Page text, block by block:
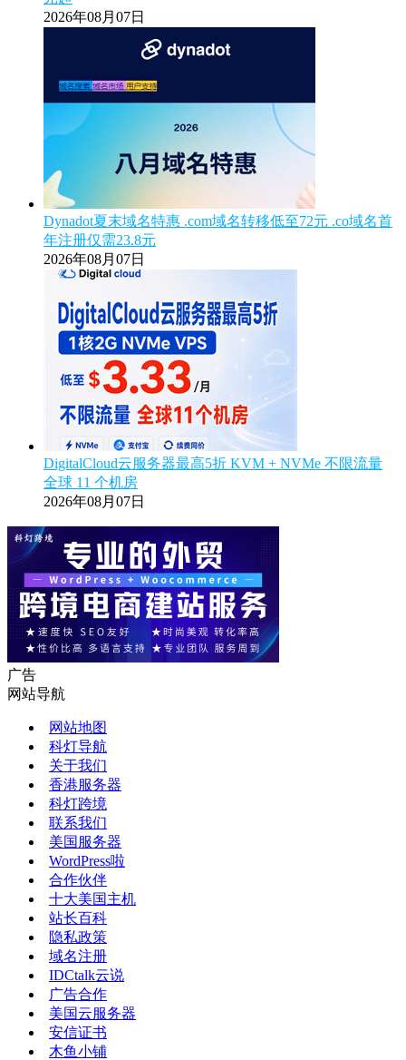
2026年08月07日
Dynadot夏末域名特惠 .com域名转移低至72元 .co域名首
年注册仅需23.8元
2026年08月07日
DigitalCloud云服务器最高5折 KVM + NVMe 不限流量
全球 11 个机房
2026年08月07日
广告
网站导航
网站地图
科灯导航
关于我们
香港服务器
科灯跨境
联系我们
美国服务器
WordPress啦
合作伙伴
十大美国主机
站长百科
隐私政策
域名注册
IDCtalk云说
广告合作
美国云服务器
安信证书
木鱼小铺